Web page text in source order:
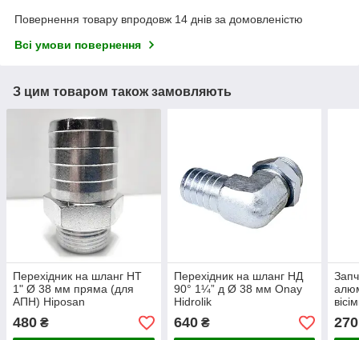
Повернення товару впродовж 14 днів за домовленістю
Всі умови повернення
З цим товаром також замовляють
Перехідник на шланг НТ
1" Ø 38 мм пряма (для
АПН) Hiposan
480 ₴
Перехідник на шланг НД
90° 1¼” д Ø 38 мм Onay
Hidrolik
640₴ 270